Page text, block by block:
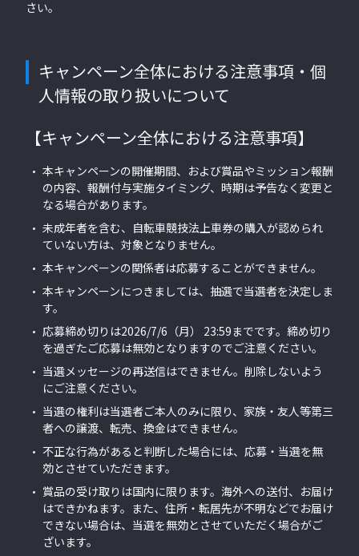
さい。
キャンペーン全体における注意事項・個
人情報の取り扱いについて
【キャンペーン全体における注意事項】
本キャンペーンの開催期間、および賞品やミッション報酬
の内容、報酬付与実施タイミング、時期は予告なく変更と
なる場合があります。
未成年者を含む、自転車競技法上車券の購入が認められ
ていない方は、対象となりません。
本キャンペーンの関係者は応募することができません。
本キャンペーンにつきましては、抽選で当選者を決定しま
す。
応募締め切りは2026/7/6（月） 23:59までです。締め切り
を過ぎたご応募は無効となりますのでご注意ください。
当選メッセージの再送信はできません。削除しないよう
にご注意ください。
当選の権利は当選者ご本人のみに限り、家族・友人等第三
者への譲渡、転売、換金はできません。
不正な行為があると判断した場合には、応募・当選を無
効とさせていただきます。
賞品の受け取りは国内に限ります。海外への送付、お届け
はできかねます。また、住所・転居先が不明などでお届け
できない場合は、当選を無効とさせていただく場合がご
ざいます。